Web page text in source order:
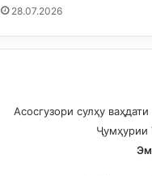
28.07.2026
Асосгузори сулҳу
Ҷумҳурии